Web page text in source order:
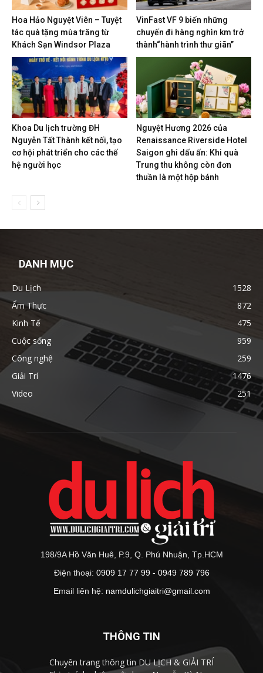
Hoa Hảo Nguyệt Viên – Tuyệt
tác quà tặng mùa trăng từ
Khách Sạn Windsor Plaza
VinFast VF 9 biến những
chuyến đi hàng nghìn km trở
thành“hành trình thư giãn”
Khoa Du lịch trường ĐH
Nguyễn Tất Thành kết nối, tạo
cơ hội phát triển cho các thế
hệ người học
Nguyệt Hương 2026 của
Renaissance Riverside Hotel
Saigon ghi dấu ấn: Khi quà
Trung thu không còn đơn
thuần là một hộp bánh
DANH MỤC
Du Lịch
1528
Ẩm Thực
872
Kinh Tế
475
Cuộc sống
959
Công nghệ
259
Giải Trí
1476
Video
251
198/9A Hồ Văn Huê, P.9, Q. Phú Nhuận, Tp.HCM
Điện thoại: 0909 17 77 99 - 0949 789 796
Email liên hệ: namdulichgiaitri@gmail.com
THÔNG TIN
Chuyên trang thông tin DU LỊCH & GIẢI TRÍ